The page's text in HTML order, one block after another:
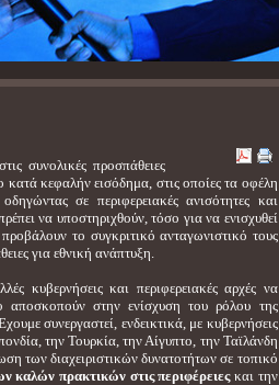
συνολικές προσπάθειες
κατά κεφαλήν εισόδημα, στις οποίες τα οφέλη
σε περιφερειακές ανισότητες και
να υποστηριχθούν, τόσο για να ενισχυθεί
το συγκριτικό ανταγωνιστικό τους
για εθνική ανάπτυξη.
κυβερνήσεις και περιφερειακές αρχές να
αποσκοπούν στην ενίσχυση του ρόλου της
συνεργαστεί, ενδεικτικά, με κυβερνήσεις
την Τουρκία, την Αίγυπτο, την Ταϊλάνδη
των διαχειριστικών δυνατοτήτων σε τοπικό
καλών πρακτικών στις περιφέρειεςκαι την